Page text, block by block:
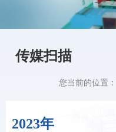
传媒扫描
2023年
您当前的位置：